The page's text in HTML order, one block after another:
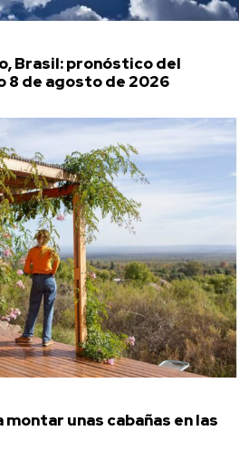
Brasil: pronóstico del
8 de agosto de 2026
unas cabañas en las